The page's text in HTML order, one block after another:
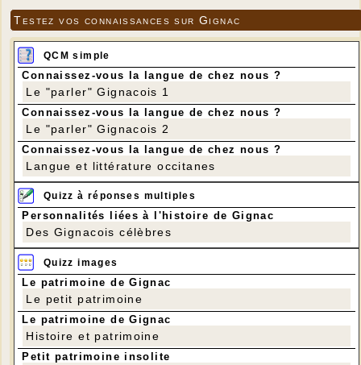
1h 51min
DeTarik Saleh
Avec Fares Fares, Hania Amar, Mari Malek
GenresPolicier, Thriller
Nationalités suédois, allemand, danois
SYNOPSIS:Le Caire, janvier 2011, quelques jours
avant le début de la révolution. Une jeune
chanteuse est assassinée dans une chambre d’un
des grands hôtels de la ville. Noureddine,
inspecteur revêche chargé de l’enquête, réalise au
fil de ses investigations que les coupables
pourraient bien être liés à la garde rapprochée du
président Moubarak.
Tarifs 2017:
Entrée adulte : 6€
Entrée enfant (- de 18 ans) : 3€
Adhérent : 4€
(toutes les infos sur l'adhésion aux
"Amis de CinéLot" )
Testez vos connaissances sur Gignac
QCM simple
Connaissez-vous la langue de chez nous ?
Le "parler" Gignacois 1
Connaissez-vous la langue de chez nous ?
Le "parler" Gignacois 2
Connaissez-vous la langue de chez nous ?
Langue et littérature occitanes
Quizz à réponses multiples
Personnalités liées à l'histoire de Gignac
Des Gignacois célèbres
Quizz images
Le patrimoine de Gignac
Le petit patrimoine
Le patrimoine de Gignac
Histoire et patrimoine
Petit patrimoine insolite